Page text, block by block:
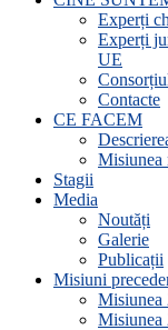
Experți
Experți
UE
Contacte
CE FACEM
Misiunea
Stagii
Media
Noutăți
Galerie
Publicații
Misiuni
Misiunea
Misiunea